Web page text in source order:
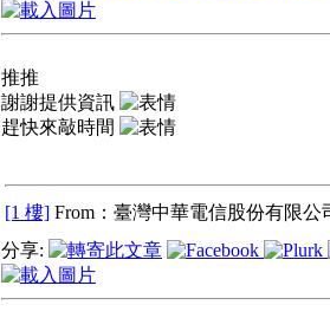
推推
謝謝提供資訊
趕快來敲時間
[1 樓] From：臺灣中華電信股份有限公
分享: